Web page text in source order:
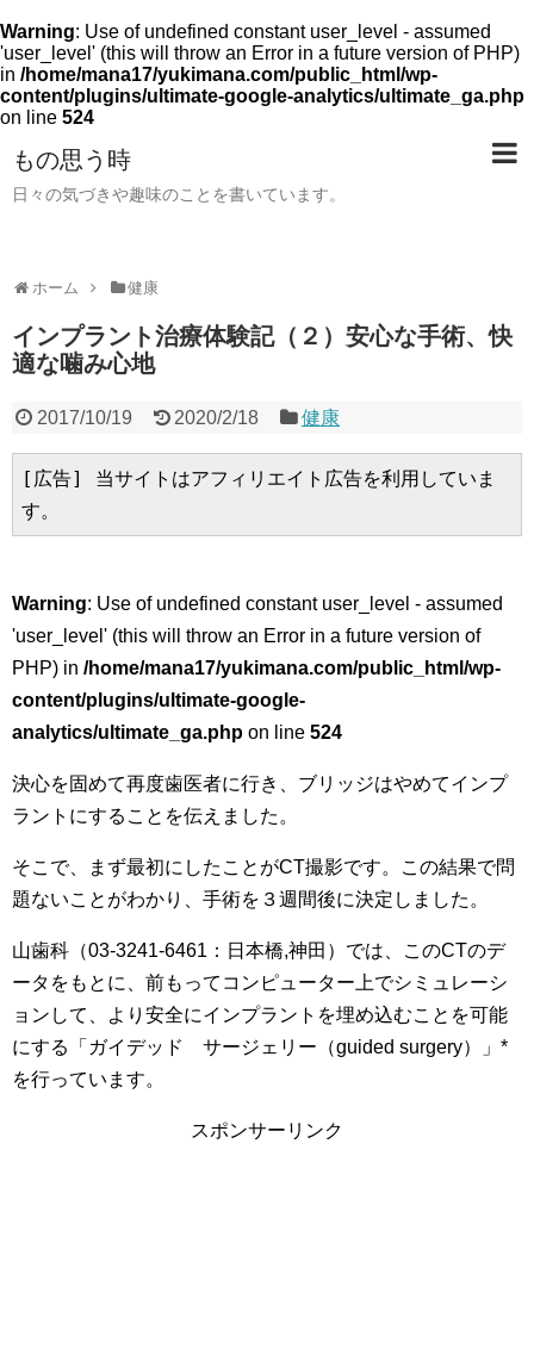
Warning: Use of undefined constant user_level - assumed
'user_level' (this will throw an Error in a future version of PHP)
in /home/mana17/yukimana.com/public_html/wp-
content/plugins/ultimate-google-analytics/ultimate_ga.php
on line 524
もの思う時
日々の気づきや趣味のことを書いています。
ホーム 健康
インプラント治療体験記（２）安心な手術、快
適な噛み心地
2017/10/19 2020/2/18 健康
[広告] 当サイトはアフィリエイト広告を利用していま
す。
Warning: Use of undefined constant user_level - assumed
'user_level' (this will throw an Error in a future version of
PHP) in /home/mana17/yukimana.com/public_html/wp-
content/plugins/ultimate-google-
analytics/ultimate_ga.php on line 524
決心を固めて再度歯医者に行き、ブリッジはやめてインプ
ラントにすることを伝えました。
そこで、まず最初にしたことがCT撮影です。この結果で問
題ないことがわかり、手術を３週間後に決定しました。
山歯科（03-3241-6461：日本橋,神田）では、このCTのデ
ータをもとに、前もってコンピューター上でシミュレーシ
ョンして、より安全にインプラントを埋め込むことを可能
にする「ガイデッド サージェリー（guided surgery）」*
を行っています。
スポンサーリンク